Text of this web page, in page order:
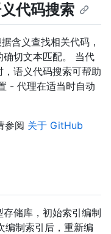
代码搜索
含义查找相关代码，
确切文本匹配。 当代
语义代码搜索可帮助
- 代理在适当时自动
参阅 关于 GitHub
储库，初始索引编制
编制索引后，重新编